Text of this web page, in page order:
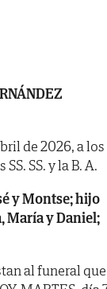
de 2026, a los
SS. y la B. A.
y Montse; hijo
María y Daniel;
al funeral que